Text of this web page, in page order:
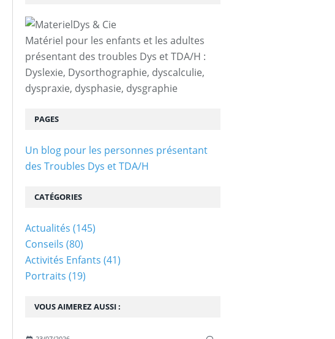
Matériel pour les enfants et les adultes
présentant des troubles Dys et TDA/H :
Dyslexie, Dysorthographie, dyscalculie,
dyspraxie, dysphasie, dysgraphie
VOUS AIMEREZ AUSSI :
PAGES
Un blog pour les personnes présentant
des Troubles Dys et TDA/H
CATÉGORIES
Actualités (145)
Conseils (80)
Activités Enfants (41)
Portraits (19)